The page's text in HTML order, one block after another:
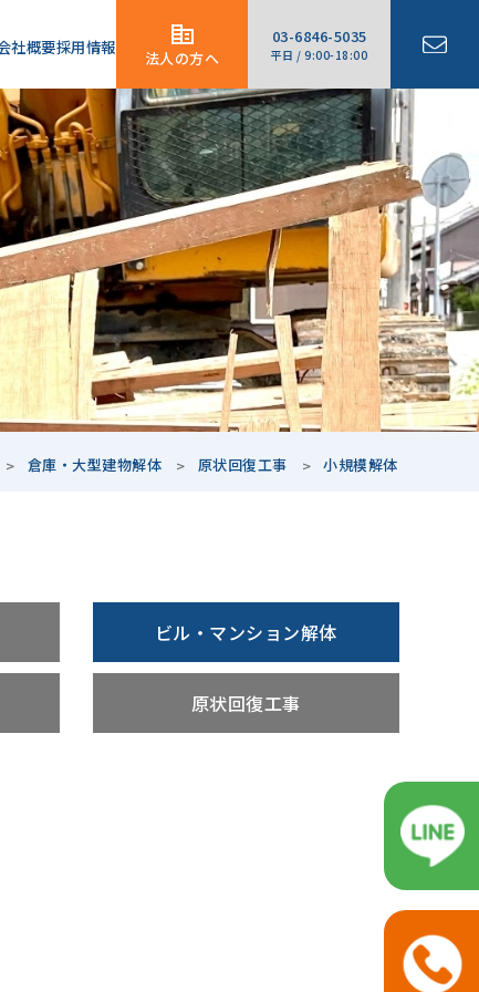
社概要採用情報 法人の方へ
03-6846-5035
平日 / 9:00-18:00
倉庫・大型建物解体 原状回復工事 小規模解体
ビル・マンション解体
原状回復工事